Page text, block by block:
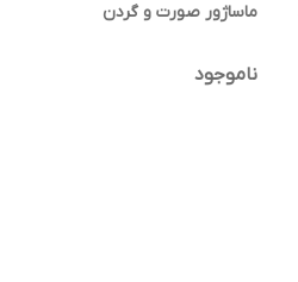
ماساژور صورت و گردن
ناموجود